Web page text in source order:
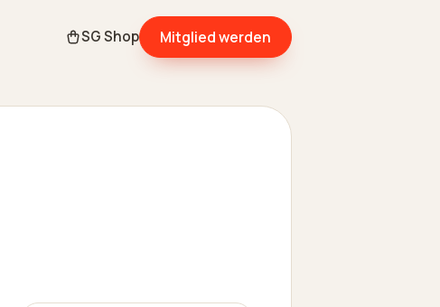
SG Shop Mitglied werden